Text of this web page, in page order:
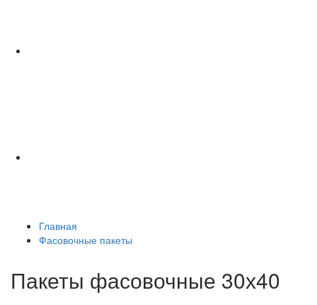
Главная
Фасовочные пакеты
Пакеты фасовочные 30х40